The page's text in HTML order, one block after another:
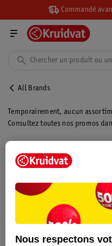
Commandé
All Brands
Temporairement, aucun
Consultez toutes nos promos
Nous respectons